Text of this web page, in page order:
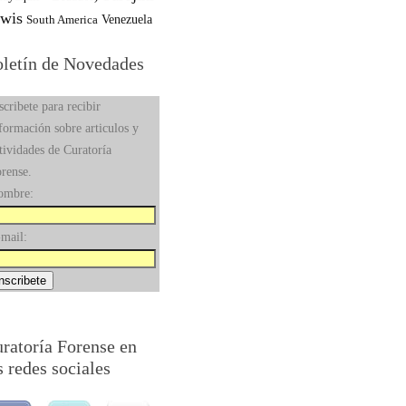
South America Venezuela
de Novedades
para recibir
sobre articulos y
de Curatoría
Forense en
redes sociales